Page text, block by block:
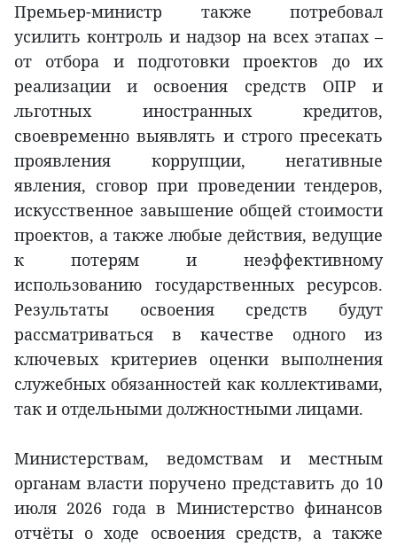
Премьер-министр также потребовал
усилить контроль и надзор на всех этапах –
от отбора и подготовки проектов до их
реализации и освоения средств ОПР и
льготных иностранных кредитов,
своевременно выявлять и строго пресекать
проявления коррупции, негативные
явления, сговор при проведении тендеров,
искусственное завышение общей стоимости
проектов, а также любые действия, ведущие
к потерям и неэффективному
использованию государственных ресурсов.
Результаты освоения средств будут
рассматриваться в качестве одного из
ключевых критериев оценки выполнения
служебных обязанностей как коллективами,
так и отдельными должностными лицами.
Министерствам, ведомствам и местным
органам власти поручено представить до 10
июля 2026 года в Министерство финансов
отчёты о ходе освоения средств, а также